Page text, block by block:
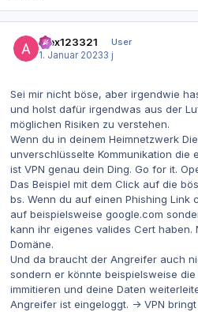
alex123321
User
1. Januar 20233 j
Sei mir nicht böse, aber irgendwie
und holst dafür irgendwas aus der
möglichen Risiken zu verstehen.
Wenn du in deinem Heimnetzwerk
unverschlüsselte Kommunikation die
ist VPN genau dein Ding. Go for it.
Das Beispiel mit dem Click auf die
bs. Wenn du auf einen Phishing
auf beispielsweise google.com
kann ihr eigenes valides Cert haben.
Domäne.
Und da braucht der Angreifer auch
sondern er könnte beispielsweise die
immitieren und deine Daten
Angreifer ist eingeloggt. -> VPN